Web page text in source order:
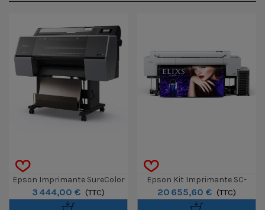
Epson Imprimante SureColor
SC-P7300 24"
3 444,00 € (TTC)
Epson Kit Imprimante SC-
P20500 64" Avec Un Jeu De 12
Encres 1600ml
20 655,60 € (TTC)